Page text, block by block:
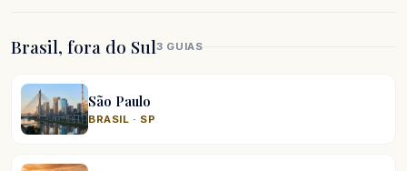
Brasil, fora do Sul3 GUIAS
São Paulo
BRASIL · SP